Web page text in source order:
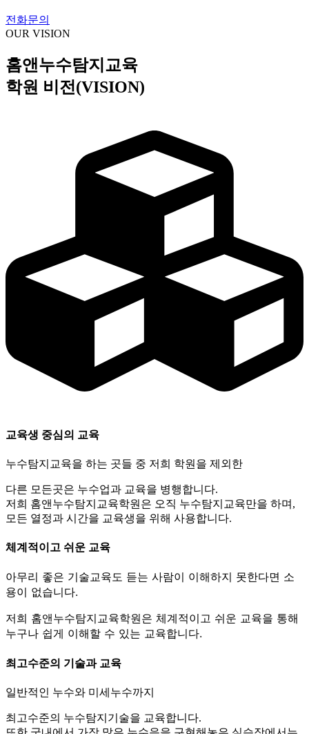
전화문의
OUR VISION
홈앤누수탐지교육
학원 비전(VISION)
교육생 중심의 교육
누수탐지교육을 하는 곳들 중 저희 학원을 제외한
다른 모든곳은 누수업과 교육을 병행합니다.
저희 홈앤누수탐지교육학원은 오직 누수탐지교육만을 하며,
모든 열정과 시간을 교육생을 위해 사용합니다.
체계적이고 쉬운 교육
아무리 좋은 기술교육도 듣는 사람이 이해하지 못한다면 소
용이 없습니다.
저희 홈앤누수탐지교육학원은 체계적이고 쉬운 교육을 통해
누구나 쉽게 이해할 수 있는 교육합니다.
최고수준의 기술과 교육
일반적인 누수와 미세누수까지
최고수준의 누수탐지기술을 교육합니다.